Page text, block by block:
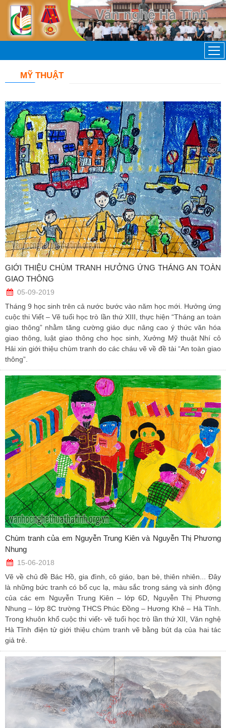
MỸ THUẬT
GIỚI THIỆU CHÙM TRANH HƯỞNG ỨNG THÁNG AN TOÀN
GIAO THÔNG
05-09-2019
Tháng 9 học sinh trên cả nước bước vào năm học mới. Hưởng ứng
cuộc thi Viết – Vẽ tuổi học trò lần thứ XIII, thực hiện “Tháng an toàn
giao thông” nhằm tăng cường giáo dục nâng cao ý thức văn hóa
giao thông, luật giao thông cho học sinh, Xưởng Mỹ thuật Nhí cô
Hải xin giới thiệu chùm tranh do các cháu vẽ về đề tài “An toàn giao
thông”.
Chùm tranh của em Nguyễn Trung Kiên và Nguyễn Thị Phương
Nhung
15-06-2018
Vẽ về chủ đề Bác Hồ, gia đình, cô giáo, bạn bè, thiên nhiên... Đây
là những bức tranh có bố cục lạ, màu sắc trong sáng và sinh động
của các em Nguyễn Trung Kiên – lớp 6D, Nguyễn Thị Phương
Nhung – lớp 8C trường THCS Phúc Đồng – Hương Khê – Hà Tĩnh.
Trong khuôn khổ cuộc thi viết- vẽ tuổi học trò lần thứ XII, Văn nghệ
Hà Tĩnh điện tử giới thiệu chùm tranh vẽ bằng bút dạ của hai tác
giả trẻ.